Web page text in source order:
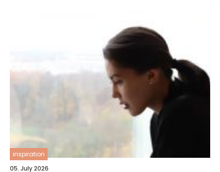
inspiration
05. July 2026